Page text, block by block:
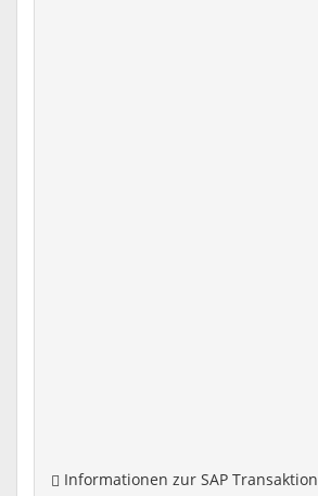
Informationen zur SAP Transaktion